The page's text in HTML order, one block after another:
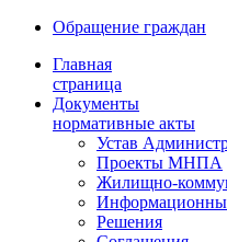
Обращение граждан
Главная
страница
Документы
нормативные акты
Устав
Проекты МНПА
Жилищно-
Решения